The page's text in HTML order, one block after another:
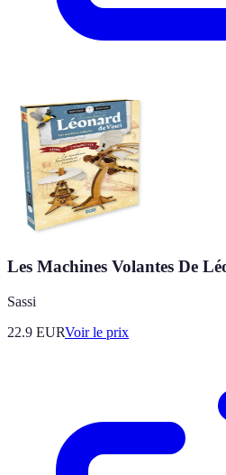
Les Machines Volantes De
Sassi
22.9 EURVoir le prix